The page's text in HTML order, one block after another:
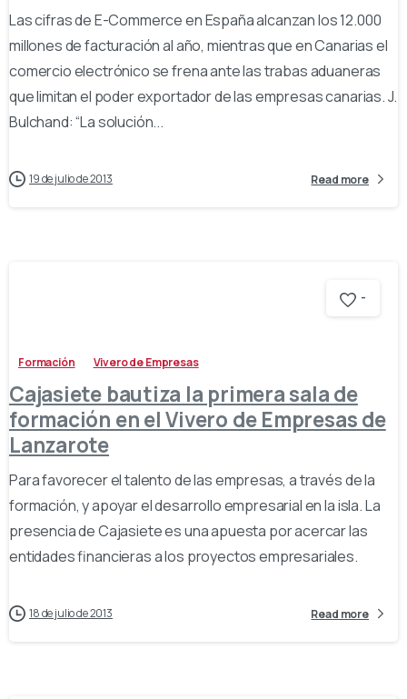
Las cifras de E-Commerce en España alcanzan los 12.000
millones de facturación al año, mientras que en Canarias el
comercio electrónico se frena ante las trabas aduaneras
que limitan el poder exportador de las empresas canarias. J.
Bulchand: “La solución...
19 de julio de 2013 Read more
-
Formación Vivero de Empresas
Cajasiete bautiza la primera sala de
formación en el Vivero de Empresas de
Lanzarote
Para favorecer el talento de las empresas, a través de la
formación, y apoyar el desarrollo empresarial en la isla. La
presencia de Cajasiete es una apuesta por acercar las
entidades financieras a los proyectos empresariales.
18 de julio de 2013 Read more